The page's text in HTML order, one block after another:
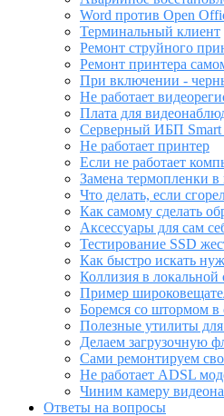
Word против Open
Терминальный клиент
Ремонт струйного
Ремонт принтера
При включении -
Не работает
Плата для
Серверный ИБП Smart
Не работает принтер
Если не работает
Замена термопленки в
Что делать, если
Как самому сделать
Аксессуары для сам
Тестирование SSD
Как быстро искать
Коллизия в локальной
Пример
Боремся со штормом в
Полезные утилиты
Делаем загрузочную
Сами ремонтируем
Не работает ADSL
Чиним камеру
Ответы на вопросы